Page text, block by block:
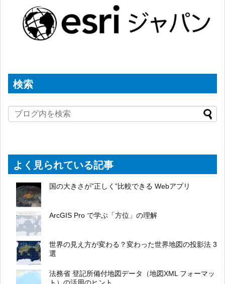
検索
よく見られている記事
国の大きさが”正しく”比較できる Webアプリ
ArcGIS Pro で学ぶ「方位」の理解
世界の見え方が変わる？変わった世界地図の投影法 3
選
法務省 登記所備付地図データ（地図XML フォーマッ